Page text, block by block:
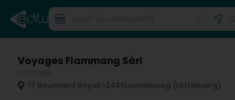
Voyages Flammang Sàrl
17 Boulevard RoyalL-2449Luxembourg (Lëtzebuerg)